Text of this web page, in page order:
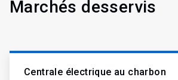
Marchés desservis
Centrale électrique au charbon